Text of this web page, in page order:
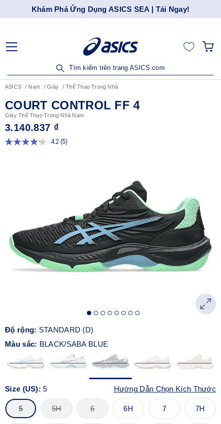
Khám Phá Ứng Dụng ASICS SEA | Tải Ngay!
Tìm kiếm trên trang ASICS.com
ASICS Nam Giày Thể Thao Trong Nhà
COURT CONTROL FF 4
Giày Thể Thao Trong Nhà Nam
3.140.837 ₫
4.2 Đọc
(5)
Độ rộng: STANDARD (D)
Màu sắc: BLACK/SABA BLUE
Size (US):5 Hướng Dẫn Chọn Kích Thước
5 5H 6 6H 7 7H